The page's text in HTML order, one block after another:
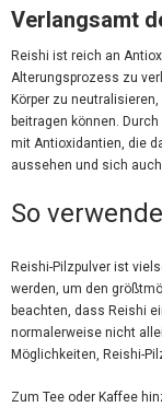
Verlangsamt
Reishi ist reich an
Alterungsprozess zu
Körper zu
beitragen können.
mit Antioxidantien, die
aussehen und sich
So
Reishi-Pilzpulver ist
werden, um den
beachten, dass Reishi
normalerweise nicht
Möglichkeiten, Reishi-
Zum Tee oder Kaffee